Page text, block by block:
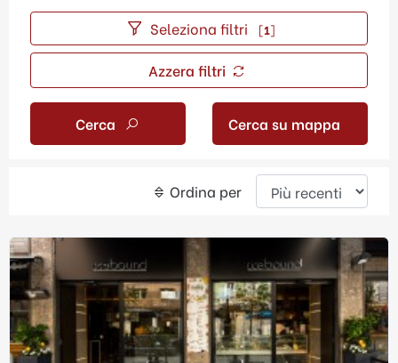
Seleziona filtri [1]
Azzera filtri
Cerca Cerca su mappa
Ordina per